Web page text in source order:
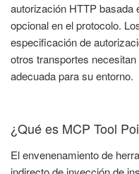
autorización HTTP basada
opcional en el protocolo.
especificación de
otros transportes
adecuada para su entorno.
¿Qué es MCP Tool
El envenenamiento de